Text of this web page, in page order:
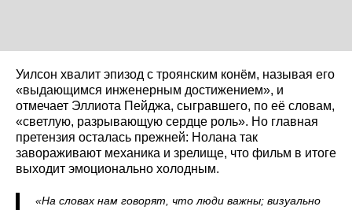
Уилсон хвалит эпизод с троянским конём, называя его
«выдающимся инженерным достижением», и
отмечает Эллиота Пейджа, сыгравшего, по её словам,
«светлую, разрывающую сердце роль». Но главная
претензия осталась прежней: Нолана так
завораживают механика и зрелище, что фильм в итоге
выходит эмоционально холодным.
«На словах нам говорят, что люди важны; визуально